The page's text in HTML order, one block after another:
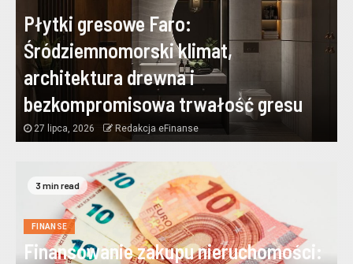
Płytki gresowe Faro:
Śródziemnomorski klimat,
architektura drewna i
bezkompromisowa trwałość gresu
27 lipca, 2026 Redakcja eFinanse
3 min read
FINANSE
Finansowanie zakupu nieruchomości: